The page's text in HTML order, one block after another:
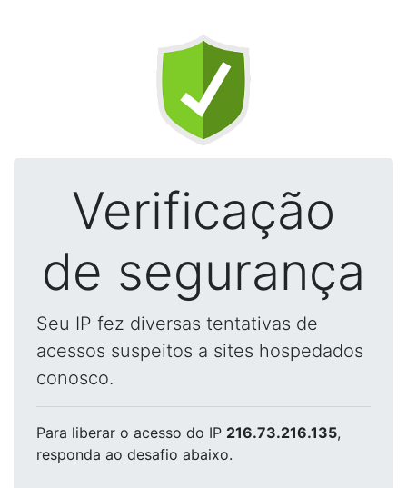
Verificação
de segurança
Seu IP fez diversas tentativas de
acessos suspeitos a sites hospedados
conosco.
Para liberar o acesso do IP 216.73.216.135,
responda ao desafio abaixo.